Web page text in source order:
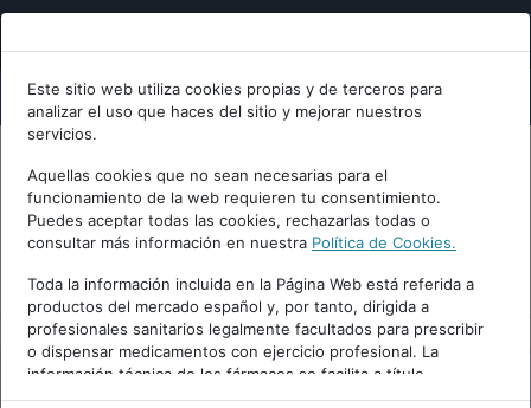
Este sitio web utiliza cookies propias y de terceros para
analizar el uso que haces del sitio y mejorar nuestros
servicios.
Aquellas cookies que no sean necesarias para el
funcionamiento de la web requieren tu consentimiento.
Puedes aceptar todas las cookies, rechazarlas todas o
consultar más información en nuestra Política de Cookies.
Toda la información incluida en la Página Web está referida a
productos del mercado español y, por tanto, dirigida a
profesionales sanitarios legalmente facultados para prescribir
o dispensar medicamentos con ejercicio profesional. La
información técnica de los fármacos se facilita a título
meramente informativo, siendo responsabilidad de los